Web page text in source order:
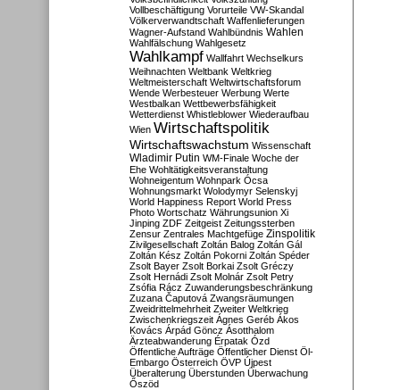
Vollbeschäftigung Vorurteile VW-Skandal
Völkerverwandtschaft Waffenlieferungen
Wagner-Aufstand Wahlbündnis Wahlen
Wahlfälschung Wahlgesetz
Wahlkampf Wallfahrt Wechselkurs
Weihnachten Weltbank Weltkrieg
Weltmeisterschaft Weltwirtschaftsforum
Wende Werbesteuer Werbung Werte
Westbalkan Wettbewerbsfähigkeit
Wetterdienst Whistleblower Wiederaufbau
Wien Wirtschaftspolitik
Wirtschaftswachstum Wissenschaft
Wladimir Putin WM-Finale Woche der
Ehe Wohltätigkeitsveranstaltung
Wohneigentum Wohnpark Ócsa
Wohnungsmarkt Wolodymyr Selenskyj
World Happiness Report World Press
Photo Wortschatz Währungsunion Xi
Jinping ZDF Zeitgeist Zeitungssterben
Zensur Zentrales Machtgefüge Zinspolitik
Zivilgesellschaft Zoltán Balog Zoltán Gál
Zoltán Kész Zoltán Pokorni Zoltán Spéder
Zsolt Bayer Zsolt Borkai Zsolt Gréczy
Zsolt Hernádi Zsolt Molnár Zsolt Petry
Zsófia Rácz Zuwanderungsbeschränkung
Zuzana Čaputová Zwangsräumungen
Zweidrittelmehrheit Zweiter Weltkrieg
Zwischenkriegszeit Ágnes Geréb Ákos
Kovács Árpád Göncz Ásotthalom
Ärzteabwanderung Érpatak Ózd
Öffentliche Aufträge Öffentlicher Dienst Öl-
Embargo Österreich ÖVP Újpest
Überalterung Überstunden Überwachung
Őszöd